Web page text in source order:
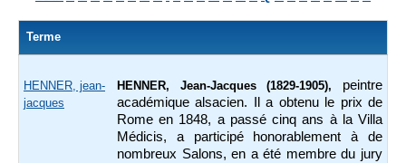
Terme
HENNER, jean-
jacques
HENNER, Jean-Jacques (1829-1905),
peintre
académique alsacien. Il a obtenu le prix de
Rome en 1848, a passé cinq ans à la Villa
Médicis, a participé honorablement à de
nombreux Salons, en a été membre du jury